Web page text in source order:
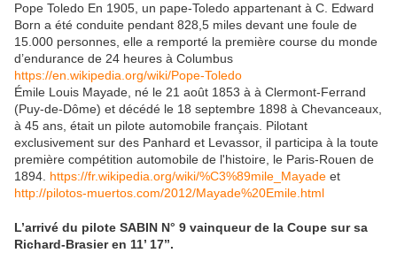
Pope Toledo En 1905, un pape-Toledo appartenant à C. Edward
Born a été conduite pendant 828,5 miles devant une foule de
15.000 personnes, elle a remporté la première course du monde
d’endurance de 24 heures à Columbus
https://en.wikipedia.org/wiki/Pope-Toledo
Émile Louis Mayade, né le 21 août 1853 à à Clermont-Ferrand
(Puy-de-Dôme) et décédé le 18 septembre 1898 à Chevanceaux,
à 45 ans, était un pilote automobile français. Pilotant
exclusivement sur des Panhard et Levassor, il participa à la toute
première compétition automobile de l'histoire, le Paris-Rouen de
1894. https://fr.wikipedia.org/wiki/%C3%89mile_Mayade et
http://pilotos-muertos.com/2012/Mayade%20Emile.html
L’arrivé du pilote SABIN N° 9 vainqueur de la Coupe sur sa
Richard-Brasier en 11’ 17’’.